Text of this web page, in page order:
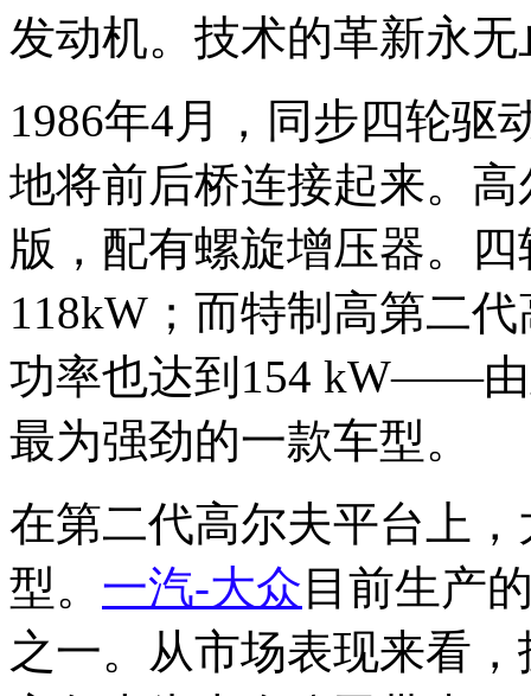
发动机。技术的革新永无
1986年4月，同步四轮驱
地将前后桥连接起来。高
版，配有螺旋增压器。
118kW；而特制高第二
功率也达到154 kW——由
最为强劲的一款车型。
在第二代高尔夫平台上
型。 一汽-大众 目前生产
之一。从市场表现来看